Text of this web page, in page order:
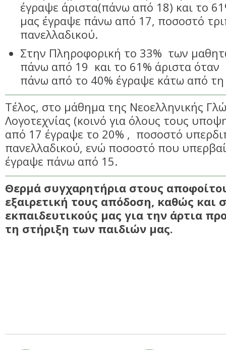
έγραψε άριστα(πάνω από 18) και το
μας έγραψε πάνω από 17, ποσοστό
πανελλαδικού.
Στην Πληροφορική το 33% των
πάνω από 19 και το 61% άριστα όταν
πάνω από το 40% έγραψε κάτω από
Τέλος, στο μάθημα της Νεοελληνικής
Λογοτεχνίας (κοινό για όλους τους
από 17 έγραψε το 20% , ποσοστό
πανελλαδικού, ενώ ποσοστό που
έγραψε πάνω από 15.
Θερμά συγχαρητήρια στους
εξαιρετική τους απόδοση, καθώς και
εκπαιδευτικούς μας για την άρτια
τη στήριξη των παιδιών μας.